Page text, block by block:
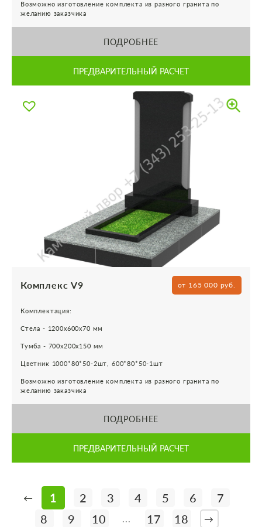
Возможно изготовление комплекта из разного гранита по
желанию заказчика
ПОДРОБНЕЕ
ПРЕДВАРИТЕЛЬНЫЙ РАСЧЕТ
Комплекс V9 от 165 000 руб.
Комплектация:
Стела - 1200х600х70 мм
Тумба - 700х200х150 мм
Цветник 1000*80*50-2шт, 600*80*50-1шт
Возможно изготовление комплекта из разного гранита по
желанию заказчика
ПОДРОБНЕЕ
ПРЕДВАРИТЕЛЬНЫЙ РАСЧЕТ
← 1 2 3 4 5 6
7
8
9 10 ... 17 18 →